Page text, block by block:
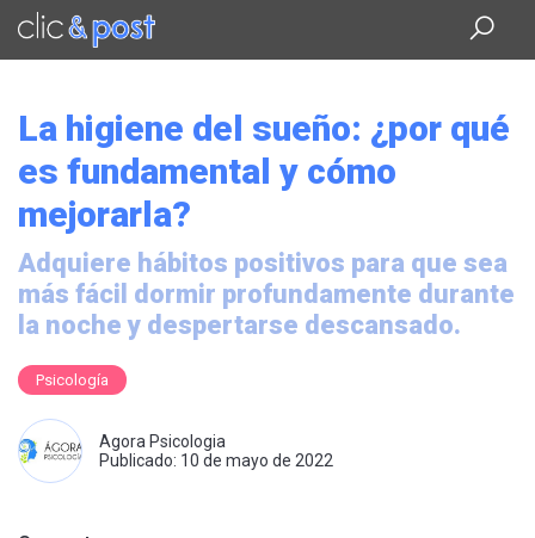
Saltar
contenido
La higiene del sueño: ¿por qué
es fundamental y cómo
mejorarla?
Adquiere hábitos positivos para que sea
más fácil dormir profundamente durante
la noche y despertarse descansado.
Psicología
Agora Psicologia
Publicado: 10 de mayo de 2022